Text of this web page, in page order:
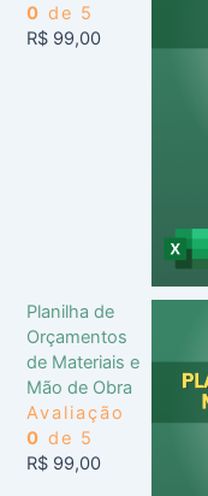
0 de 5
R$ 99,00
Planilha de
Orçamentos
de Materiais e
Mão de Obra
Avaliação
0 de 5
R$ 99,00